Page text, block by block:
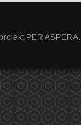
PER ASPERA.